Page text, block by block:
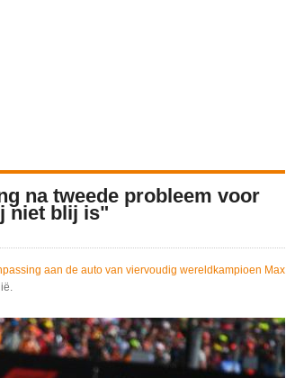
na tweede probleem voor
niet blij is"
aan de auto van viervoudig wereldkampioen Max